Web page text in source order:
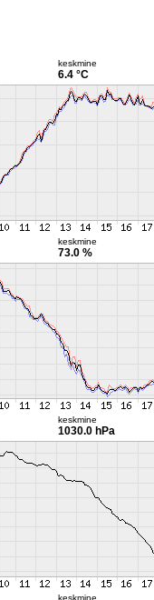
keskmine
6.4 °C
keskmine
73.0 %
keskmine
1030.0 hPa
keskmine